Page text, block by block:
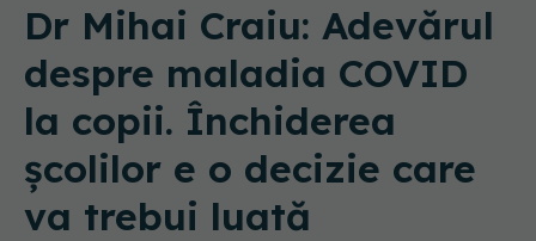
Dr Mihai Craiu: Adevărul
despre maladia COVID
la copii. Închiderea
școlilor e o decizie care
va trebui luată